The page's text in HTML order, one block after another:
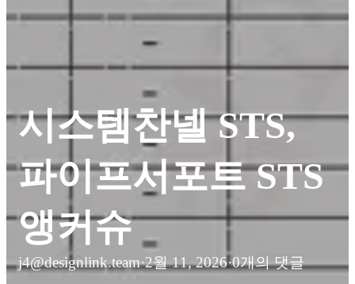
시스템찬넬 STS,
파이프서포트 STS
앵커슈
j4@designlink.team·2월 11, 2026·0개의 댓글